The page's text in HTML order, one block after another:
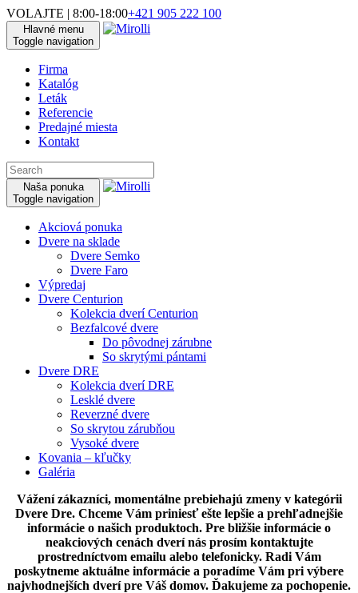
VOLAJTE | 8:00-18:00+421 905 222 100
Hlavné menu
Toggle navigation
Firma
Katalóg
Leták
Referencie
Predajné miesta
Kontakt
Naša ponuka
Toggle navigation
Akciová ponuka
Dvere na sklade
Dvere Semko
Dvere Faro
Výpredaj
Dvere Centurion
Kolekcia dverí Centurion
Bezfalcové dvere
Do pôvodnej zárubne
So skrytými pántami
Dvere DRE
Kolekcia dverí DRE
Lesklé dvere
Reverzné dvere
So skrytou zárubňou
Vysoké dvere
Kovania – kľučky
Galéria
Vážení zákazníci, momentálne prebiehajú zmeny v kategórii
Dvere Dre. Chceme Vám priniesť ešte lepšie a prehľadnejšie
informácie o našich produktoch. Pre bližšie informácie o
neakciových cenách dverí nás prosím kontaktujte
prostredníctvom emailu alebo telefonicky. Radi Vám
poskytneme aktuálne informácie a poradíme Vám pri výbere
najvhodnejších dverí pre Váš domov. Ďakujeme za pochopenie.